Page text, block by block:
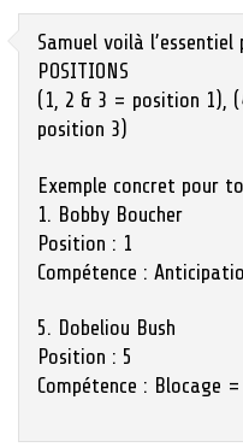
Samuel voilà
POSITIONS
(1, 2 & 3 = position 1),
position 3)
Exemple concret pour
1. Bobby Boucher
Position : 1
Compétence :
5. Dobeliou Bush
Position : 5
Compétence : Blocage